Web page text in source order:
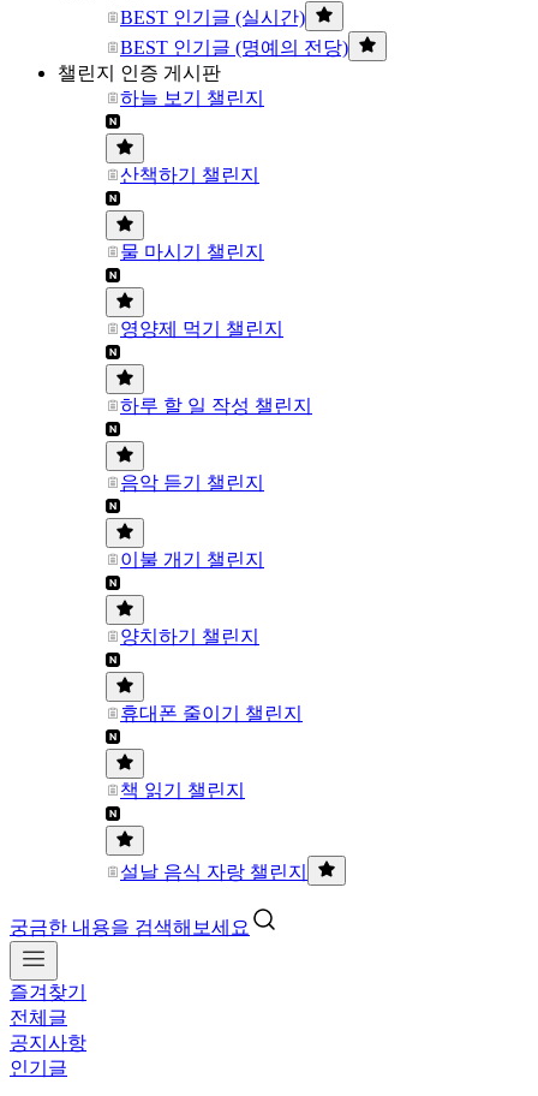
BEST 인기글 (실시간)
BEST 인기글 (명예의 전당)
챌린지 인증 게시판
하늘 보기 챌린지
산책하기 챌린지
물 마시기 챌린지
영양제 먹기 챌린지
하루 할 일 작성 챌린지
음악 듣기 챌린지
이불 개기 챌린지
양치하기 챌린지
휴대폰 줄이기 챌린지
책 읽기 챌린지
설날 음식 자랑 챌린지
궁금한 내용을 검색해보세요
즐겨찾기
전체글
공지사항
인기글